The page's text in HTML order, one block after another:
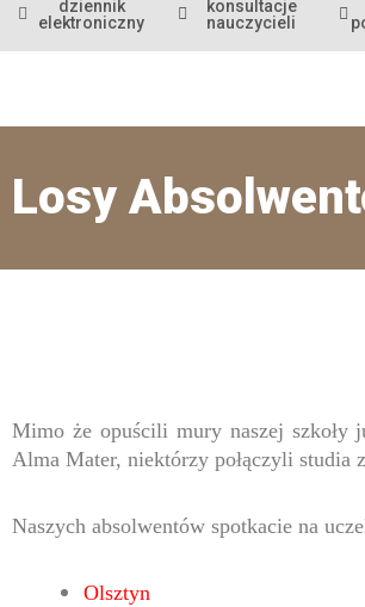
dziennik
elektroniczny
konsultacje
nauczycieli
Losy
Mimo że opuścili mury naszej szkoły
Alma Mater, niektórzy połączyli studia
Naszych absolwentów spotkacie na
Olsztyn